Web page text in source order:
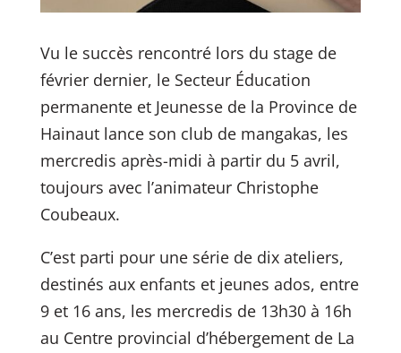
Vu le succès rencontré lors du stage de
février dernier, le Secteur Éducation
permanente et Jeunesse de la Province de
Hainaut lance son club de mangakas, les
mercredis après-midi à partir du 5 avril,
toujours avec l’animateur Christophe
Coubeaux.
C’est parti pour une série de dix ateliers,
destinés aux enfants et jeunes ados, entre
9 et 16 ans, les mercredis de 13h30 à 16h
au Centre provincial d’hébergement de La